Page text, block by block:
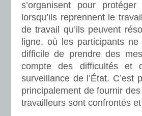
s’organisent pour
lorsqu’ils reprennent le
de travail qu’ils peuvent
ligne, où les participants
difficile de prendre des
compte des difficultés et
surveillance de l’État. C’est
principalement de fournir
travailleurs sont confrontés